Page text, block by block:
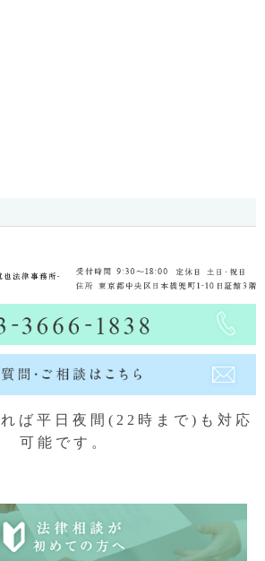
ば平日夜間(22時まで)も対応
可能です。